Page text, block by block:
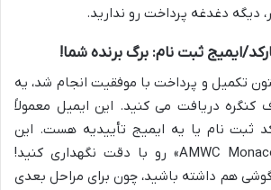
دیگه دغدغه پرداخت رو ندارید.
ایمیج ثبت نام: برگ برنده شما!
تکمیل و پرداخت با موفقیت انجام شد، یه
کنگره دریافت می کنید. این ایمیل معمولاً
ثبت نام یا یه ایمیج تأییدیه هست. این
«تاییدیه ثبت نام AMWC Monaco» رو با دقت نگهداری کنید!
هم داشته باشید، چون برای مراحل بعدی